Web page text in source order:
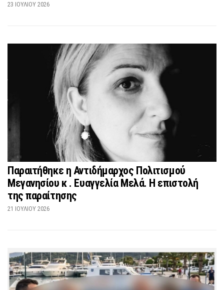
23 ΙΟΥΛΊΟΥ 2026
Παραιτήθηκε η Αντιδήμαρχος Πολιτισμού
Μεγανησίου κ . Ευαγγελία Μελά. Η επιστολή
της παραίτησης
21 ΙΟΥΛΊΟΥ 2026